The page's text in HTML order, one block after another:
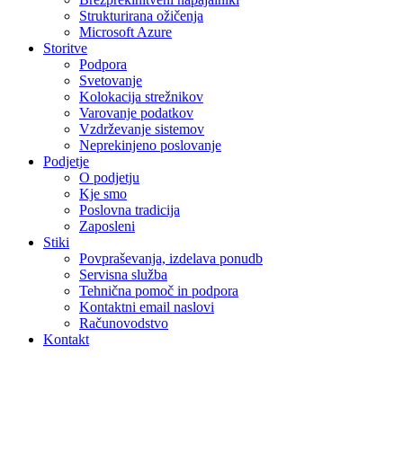
Strukturirana ožičenja
Microsoft Azure
Storitve
Podpora
Svetovanje
Kolokacija strežnikov
Varovanje podatkov
Vzdrževanje sistemov
Neprekinjeno poslovanje
Podjetje
O podjetju
Kje smo
Poslovna tradicija
Zaposleni
Stiki
Povpraševanja, izdelava ponudb
Servisna služba
Tehnična pomoč in podpora
Kontaktni email naslovi
Računovodstvo
Kontakt